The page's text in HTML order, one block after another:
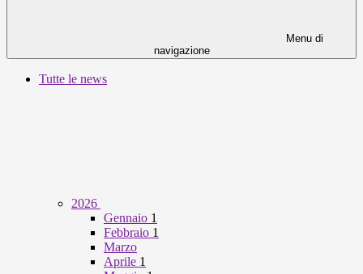
Menu di
navigazione
Tutte le news
2026
Gennaio 1
Febbraio 1
Marzo
Aprile 1